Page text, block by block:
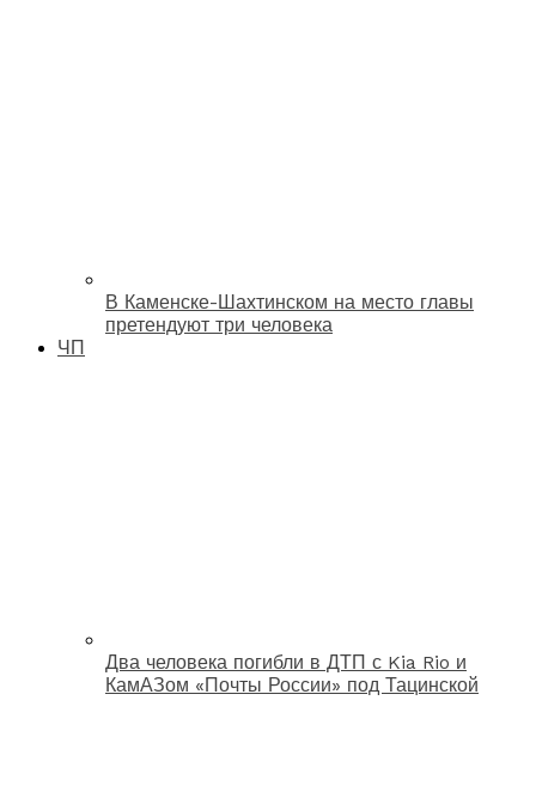
В Каменске-Шахтинском на место главы
претендуют три человека
ЧП
Два человека погибли в ДТП с Kia Rio и
КамАЗом «Почты России» под Тацинской